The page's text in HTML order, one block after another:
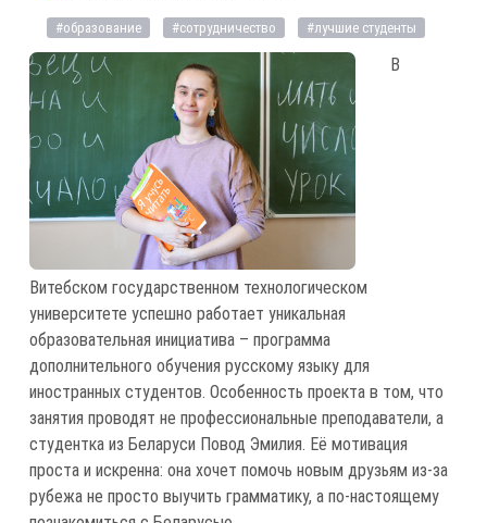
#образование #сотрудничество #лучшие студенты
В
Витебском государственном технологическом
университете успешно работает уникальная
образовательная инициатива – программа
дополнительного обучения русскому языку для
иностранных студентов. Особенность проекта в том, что
занятия проводят не профессиональные преподаватели, а
студентка из Беларуси Повод Эмилия. Её мотивация
проста и искренна: она хочет помочь новым друзьям из-за
рубежа не просто выучить грамматику, а по-настоящему